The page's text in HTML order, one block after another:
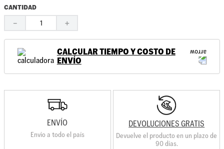
CANTIDAD
＋
－
CALCULAR TIEMPO Y COSTO DE
ENVÍO
ENVÍO
Envio a todo el país
DEVOLUCIONES GRATIS
Devuelve el producto en un plazo de
90 días.